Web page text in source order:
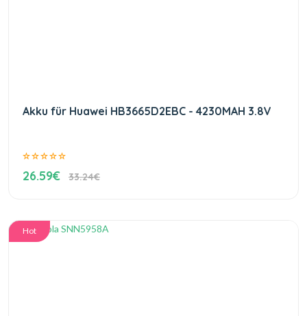
Akku für Huawei HB3665D2EBC - 4230MAH 3.8V
26.59€ 33.24€
Hot